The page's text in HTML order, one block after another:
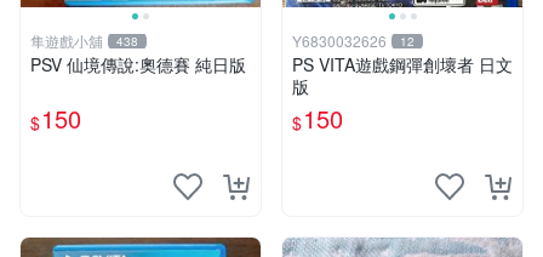
隼遊戲小舖 438
PSV 仙境傳說:奧德賽 純日版
$150
Y6830032626 12
PS VITA遊戲鋼彈創壞者 日文
版
$150